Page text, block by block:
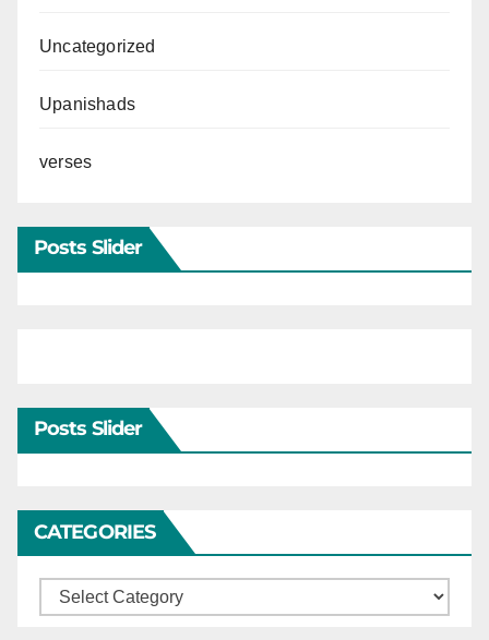
Uncategorized
Upanishads
verses
Posts Slider
Posts Slider
CATEGORIES
Categories